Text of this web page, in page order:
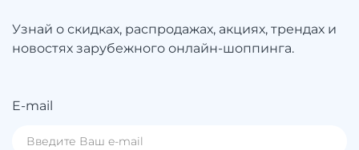
Узнай о скидках, распродажах, акциях, трендах и
новостях зарубежного онлайн-шоппинга.
E-mail